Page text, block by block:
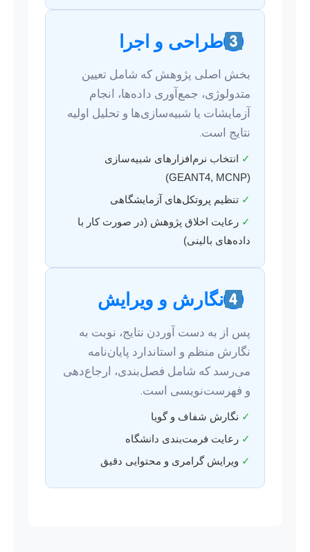
طراحی و اجرا
بخش اصلی پژوهش که شامل تعیین
متدولوژی، جمع‌آوری داده‌ها، انجام
آزمایشات یا شبیه‌سازی‌ها و تحلیل اولیه
نتایج است.
✓ انتخاب نرم‌افزارهای شبیه‌سازی
(GEANT4, MCNP)
✓ تنظیم پروتکل‌های آزمایشگاهی
✓ رعایت اخلاق پژوهش (در صورت کار با
داده‌های بالینی)
نگارش و ویرایش
پس از به دست آوردن نتایج، نوبت به
نگارش منظم و استاندارد پایان‌نامه
می‌رسد که شامل فصل‌بندی، ارجاع‌دهی
و فهرست‌نویسی است.
✓ نگارش شفاف و گویا
✓ رعایت فرمت‌بندی دانشگاه
✓ ویرایش گرامری و محتوایی دقیق